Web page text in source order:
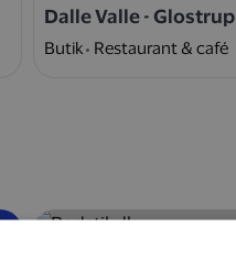
Dalle Valle - Glostrup
Butik Restaurant & café